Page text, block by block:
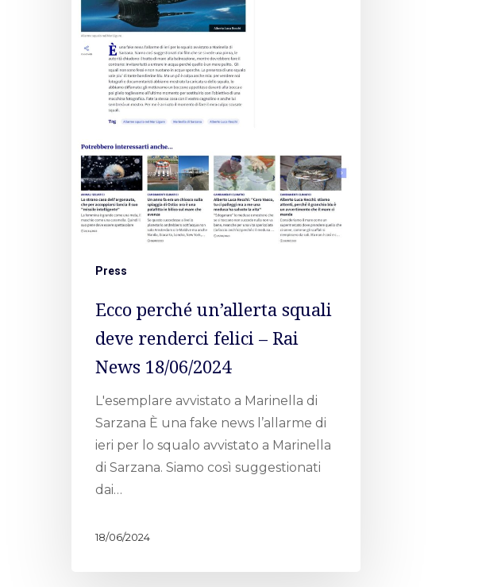
Press
Ecco perché un’allerta squali
deve renderci felici – Rai
News 18/06/2024
L'esemplare avvistato a Marinella di
Sarzana È una fake news l’allarme di
ieri per lo squalo avvistato a Marinella
di Sarzana. Siamo così suggestionati
dai…
18/06/2024